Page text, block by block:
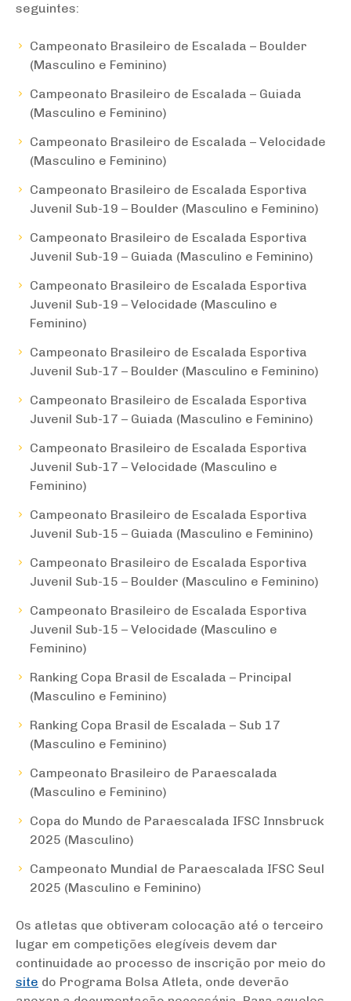
seguintes:
Campeonato Brasileiro de Escalada – Boulder
(Masculino e Feminino)
Campeonato Brasileiro de Escalada – Guiada
(Masculino e Feminino)
Campeonato Brasileiro de Escalada – Velocidade
(Masculino e Feminino)
Campeonato Brasileiro de Escalada Esportiva
Juvenil Sub-19 – Boulder (Masculino e Feminino)
Campeonato Brasileiro de Escalada Esportiva
Juvenil Sub-19 – Guiada (Masculino e Feminino)
Campeonato Brasileiro de Escalada Esportiva
Juvenil Sub-19 – Velocidade (Masculino e
Feminino)
Campeonato Brasileiro de Escalada Esportiva
Juvenil Sub-17 – Boulder (Masculino e Feminino)
Campeonato Brasileiro de Escalada Esportiva
Juvenil Sub-17 – Guiada (Masculino e Feminino)
Campeonato Brasileiro de Escalada Esportiva
Juvenil Sub-17 – Velocidade (Masculino e
Feminino)
Campeonato Brasileiro de Escalada Esportiva
Juvenil Sub-15 – Guiada (Masculino e Feminino)
Campeonato Brasileiro de Escalada Esportiva
Juvenil Sub-15 – Boulder (Masculino e Feminino)
Campeonato Brasileiro de Escalada Esportiva
Juvenil Sub-15 – Velocidade (Masculino e
Feminino)
Ranking Copa Brasil de Escalada – Principal
(Masculino e Feminino)
Ranking Copa Brasil de Escalada – Sub 17
(Masculino e Feminino)
Campeonato Brasileiro de Paraescalada
(Masculino e Feminino)
Copa do Mundo de Paraescalada IFSC Innsbruck
2025 (Masculino)
Campeonato Mundial de Paraescalada IFSC Seul
2025 (Masculino e Feminino)
Os atletas que obtiveram colocação até o terceiro
lugar em competições elegíveis devem dar
continuidade ao processo de inscrição por meio do
site do Programa Bolsa Atleta, onde deverão